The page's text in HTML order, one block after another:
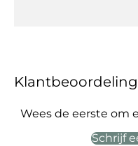
Wees de eerste om
Schrijf